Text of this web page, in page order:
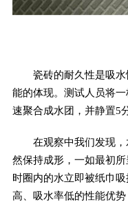
瓷砖的耐久性是吸水
能的体现。测试人员将
速聚合成水团，并静置5
在观察中我们发现，
然保持成形，一如最初
时圈内的水立即被纸巾
高、吸水率低的性能优势